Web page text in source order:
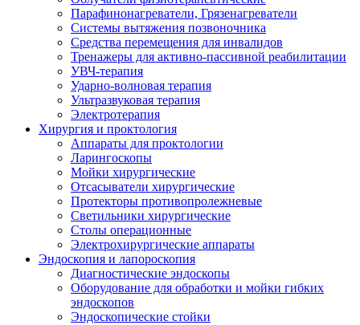
Парафинонагреватели, Грязенагреватели
Системы вытяжения позвоночника
Средства перемещения для инвалидов
Тренажеры для активно-пассивной реабилитации
УВЧ-терапия
Ударно-волновая терапия
Ультразвуковая терапия
Электротерапия
Хирургия и проктология
Аппараты для проктологии
Ларингоскопы
Мойки хирургические
Отсасыватели хирургические
Протекторы противопролежневые
Светильники хирургические
Столы операционные
Электрохирургические аппараты
Эндоскопия и лапороскопия
Диагностические эндоскопы
Оборудование для обработки и мойки гибких
эндоскопов
Эндоскопические стойки